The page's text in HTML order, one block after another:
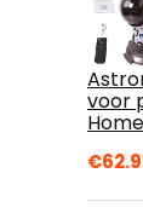
voor
€